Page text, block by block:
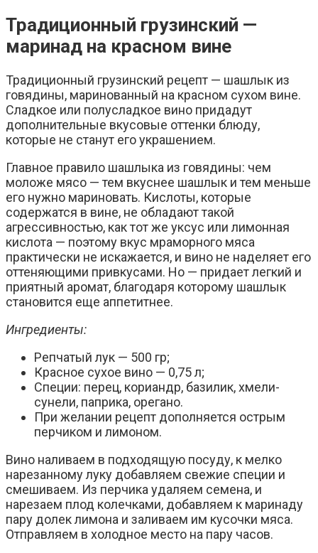
Традиционный грузинский —
маринад на красном вине
Традиционный грузинский рецепт — шашлык из
говядины, маринованный на красном сухом вине.
Сладкое или полусладкое вино придадут
дополнительные вкусовые оттенки блюду,
которые не станут его украшением.
Главное правило шашлыка из говядины: чем
моложе мясо — тем вкуснее шашлык и тем меньше
его нужно мариновать. Кислоты, которые
содержатся в вине, не обладают такой
агрессивностью, как тот же уксус или лимонная
кислота — поэтому вкус мраморного мяса
практически не искажается, и вино не наделяет его
оттеняющими привкусами. Но — придает легкий и
приятный аромат, благодаря которому шашлык
становится еще аппетитнее.
Ингредиенты:
Репчатый лук — 500 гр;
Красное сухое вино — 0,75 л;
Специи: перец, кориандр, базилик, хмели-
сунели, паприка, орегано.
При желании рецепт дополняется острым
перчиком и лимоном.
Вино наливаем в подходящую посуду, к мелко
нарезанному луку добавляем свежие специи и
смешиваем. Из перчика удаляем семена, и
нарезаем плод колечками, добавляем к маринаду
пару долек лимона и заливаем им кусочки мяса.
Отправляем в холодное место на пару часов.